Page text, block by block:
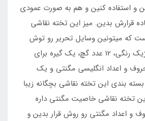
و استفاده کنین و هم به صورت عمودی
قرارش بدین. میز این تخته نقاشی
که میتونین وسایل تحریر رو توش
قرار بدین. 5 عدد ماژیک رنگی، 12 عدد گچ، یک گیره برای
52 عدد حروف و اعداد انگلیسی مگنتی و یک
بندی این تخته نقاشی بچگانه زیبا
تخته نقاشی خاصیت مگنتی داره
و اعداد مگنتی رو روش قرار بدین و